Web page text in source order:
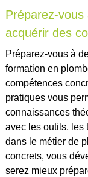
Préparez-
acquérir des
Préparez-vous à
formation en
compétences
pratiques vous
connaissances
avec les outils, les
dans le métier de
concrets, vous
serez mieux